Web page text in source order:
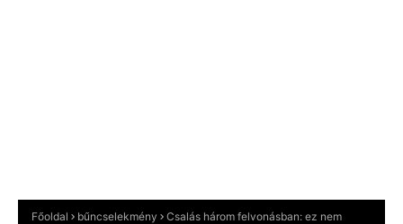
Főoldal bűncselekmény
Csalás három felvonásban: ez nem